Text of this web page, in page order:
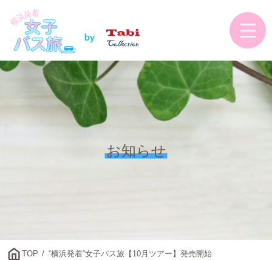
お知らせ
TOP “横浜発着“女子バス旅【10月ツアー】発売開始